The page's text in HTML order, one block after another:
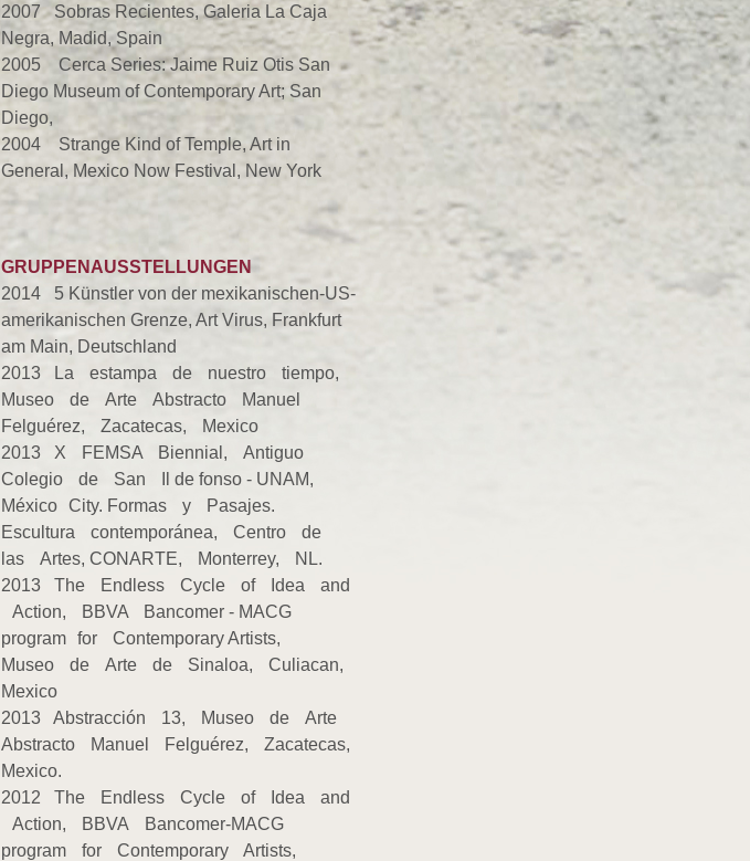
2007 Sobras Recientes, Galeria La Caja
Negra, Madid, Spain
2005 Cerca Series: Jaime Ruiz Otis San
Diego Museum of Contemporary Art; San
Diego,
2004 Strange Kind of Temple, Art in
General, Mexico Now Festival, New York
GRUPPENAUSSTELLUNGEN
2014 5 Künstler von der mexikanischen-US-
amerikanischen Grenze, Art Virus, Frankfurt
am Main, Deutschland
2013 La estampa de nuestro tiempo,
Museo de Arte Abstracto Manuel
Felguérez, Zacatecas, Mexico
2013 X FEMSA Biennial, Antiguo
Colegio de San Il de fonso ‐ UNAM,
México City. Formas y Pasajes.
Escultura contemporánea, Centro de
las Artes, CONARTE, Monterrey, NL.
2013 The Endless Cycle of Idea and
Action, BBVA Bancomer ‐ MACG
program for Contemporary Artists,
Museo de Arte de Sinaloa, Culiacan,
Mexico
2013 Abstracción 13, Museo de Arte
Abstracto Manuel Felguérez, Zacatecas,
Mexico.
2012 The Endless Cycle of Idea and
Action, BBVA Bancomer-MACG
program for Contemporary Artists,